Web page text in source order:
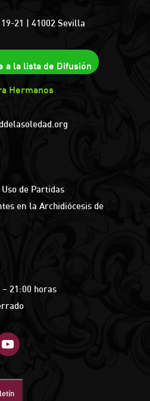
21 | 41002 Sevilla
a la lista de Difusión
Hermanos
de Partidas
en la Archidiócesis de
21:00 horas